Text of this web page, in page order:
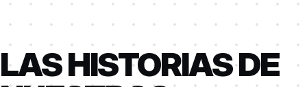
LAS HISTORIAS DE